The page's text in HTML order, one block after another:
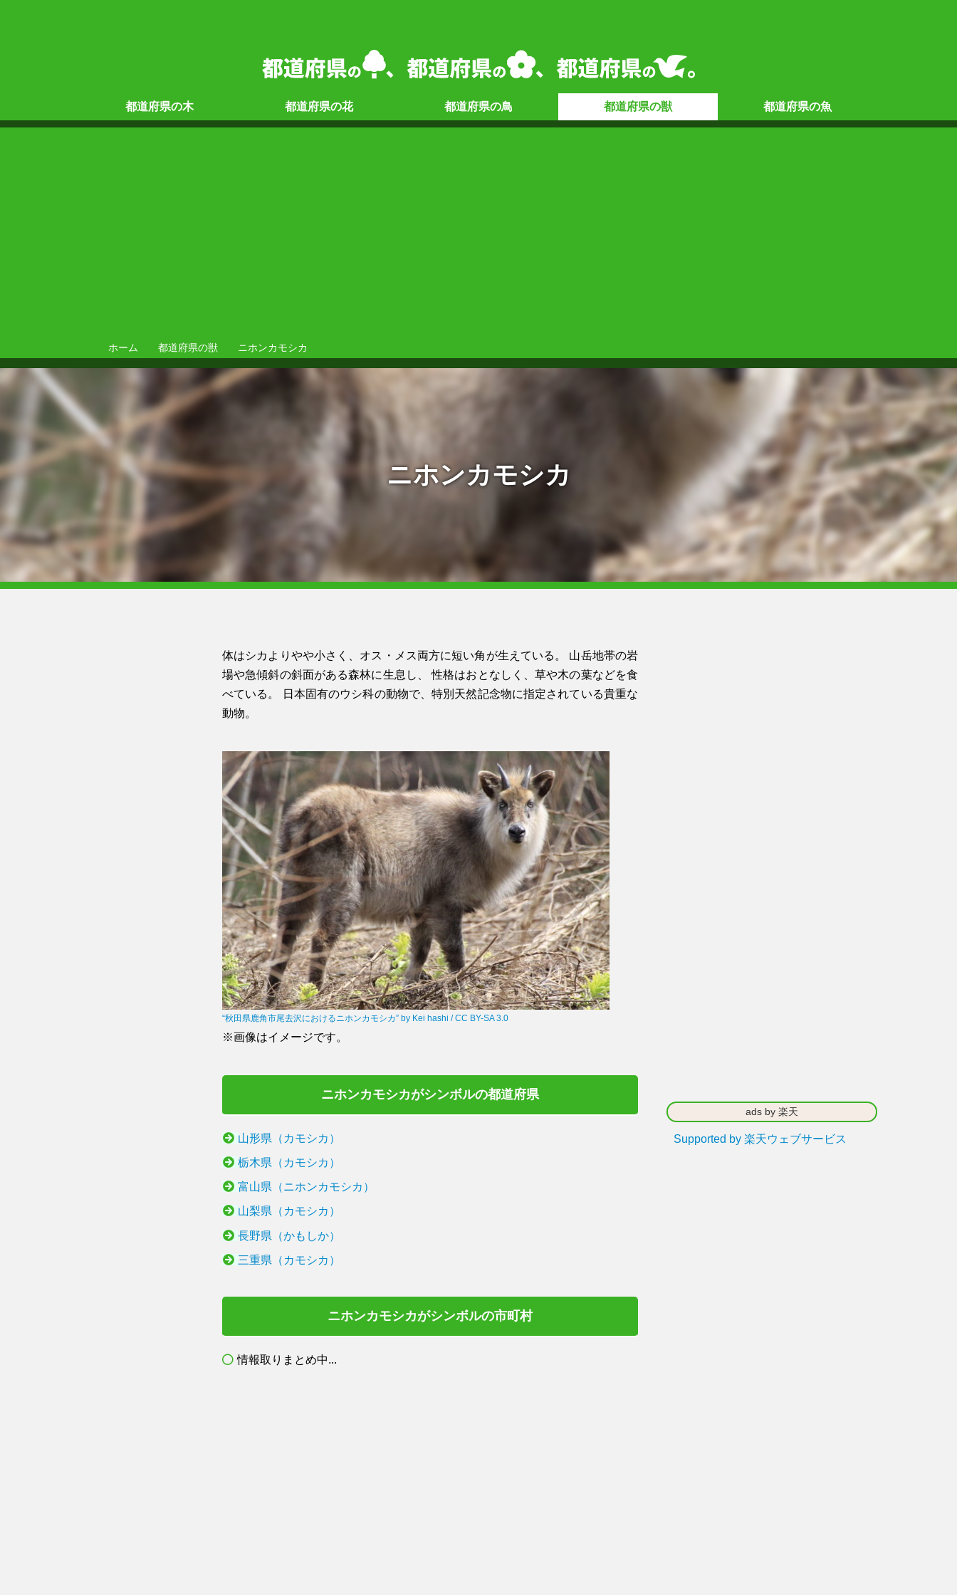
都道府県の木 都道府県の花 都道府県の鳥 都道府県の獣 都道府県の魚
ホーム 都道府県の獣 ニホンカモシカ
ニホンカモシカ
体はシカよりやや小さく、オス・メス両方に短い角が生えている。 山岳地帯の岩
場や急傾斜の斜面がある森林に生息し、 性格はおとなしく、草や木の葉などを食
べている。 日本固有のウシ科の動物で、特別天然記念物に指定されている貴重な
動物。
“秋田県鹿角市尾去沢におけるニホンカモシカ” by Kei hashi / CC BY-SA 3.0
※画像はイメージです。
ニホンカモシカがシンボルの都道府県
山形県（カモシカ）
栃木県（カモシカ）
富山県（ニホンカモシカ）
山梨県（カモシカ）
長野県（かもしか）
三重県（カモシカ）
ニホンカモシカがシンボルの市町村
情報取りまとめ中...
ads by 楽天
Supported by 楽天ウェブサービス